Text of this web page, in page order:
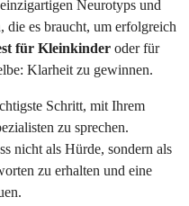
Neurotyps und
die es braucht, um erfolgreich
für Kleinkinder oder für
Klarheit zu gewinnen.
Schritt, mit Ihrem
zu sprechen.
nicht als Hürde, sondern als
zu erhalten und eine